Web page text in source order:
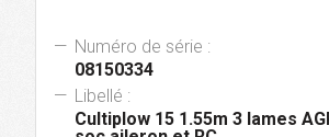
Numéro de série :
08150334
Libellé :
Cultiplow 15 1.55m 3 lames